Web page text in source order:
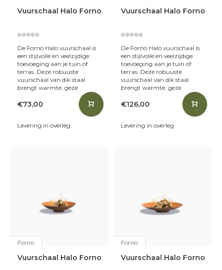
Vuurschaal Halo Forno
De Forno Halo vuurschaal is
een stijlvolle en veelzijdige
toevoeging aan je tuin of
terras. Deze robuuste
vuurschaal van dik staal
brengt warmte, geze
€73,00
Levering in overleg
Vuurschaal Halo Forno
De Forno Halo vuurschaal is
een stijlvolle en veelzijdige
toevoeging aan je tuin of
terras. Deze robuuste
vuurschaal van dik staal
brengt warmte, geze
€126,00
Levering in overleg
Forno
Vuurschaal Halo Forno
Forno
Vuurschaal Halo Forno